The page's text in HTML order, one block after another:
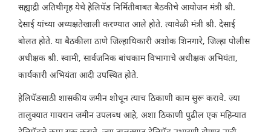
सह्याद्री अतिथीगृह येथे हेलिपॅड निर्मितीबाबत बैठकीचे आयोजन मंत्री श्री.
देसाई यांच्या अध्यक्षतेखाली करण्यात आले होते. त्यावेळी मंत्री श्री. देसाई
बोलत होते. या बैठकीला ठाणे जिल्हाधिकारी अशोक शिनगारे, जिल्हा पोलीस
अधीक्षक श्री. स्वामी, सार्वजनिक बांधकाम विभागाचे अधीक्षक अभियंता,
कार्यकारी अभियंता आदी उपस्थित होते.
हेलिपॅडसाठी शासकीय जमीन शोधून त्याच ठिकाणी काम सुरू करावे. ज्या
तालुक्यात गायरान जमीन उपलब्ध आहे, अशा ठिकाणी पुढील एक महिन्यात